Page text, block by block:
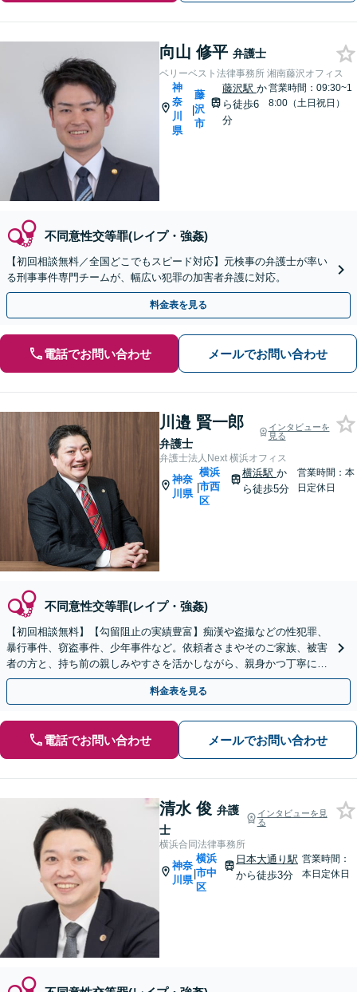
向山 修平 弁護士
ベリーベスト法律事務所 湘南藤沢オフィス
神
奈
川
県
|
藤
沢
市
藤沢駅 か
ら徒歩6
分
営業時間：09:30~1
8:00（土日祝日）
不同意性交等罪(レイプ・強姦)
【初回相談無料／全国どこでもスピード対応】元検事の弁護士が率い
る刑事事件専門チームが、幅広い犯罪の加害者弁護に対応。
料金表を見る
電話でお問い合わせ メールでお問い合わせ
川邉 賢一郎
弁護士
インタビューを
見る
弁護士法人Next 横浜オフィス
神奈
川県
|
横浜
市西
区
横浜駅 か
ら徒歩5分
営業時間：本
日定休日
不同意性交等罪(レイプ・強姦)
【初回相談無料】【勾留阻止の実績豊富】痴漢や盗撮などの性犯罪、
暴行事件、窃盗事件、少年事件など。依頼者さまやそのご家族、被害
者の方と、持ち前の親しみやすさを活かしながら、親身かつ丁寧に向
き合い、迅速な解決を目指します【横浜駅徒歩5分】
料金表を見る
電話でお問い合わせ メールでお問い合わせ
清水 俊 弁護
士
インタビューを見
る
横浜合同法律事務所
神奈
川県
|
横浜
市中
区
日本大通り駅
から徒歩3分
営業時間：
本日定休日